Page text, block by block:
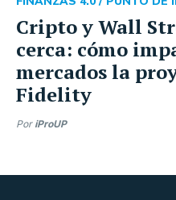
Cripto y Wall
cerca: cómo
mercados la
Fidelity
Por iProUP